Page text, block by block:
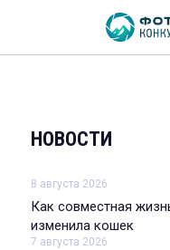
НОВОСТИ
8 августа 2026
Как совместная
изменила кошек
7 августа 2026